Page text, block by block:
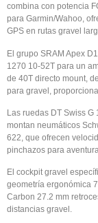
combina con potencia
para Garmin/Wahoo,
GPS en rutas gravel
El grupo SRAM Apex
1270 10-52T para un
de 40T directo mount,
para gravel,
Las ruedas DT Swiss
montan neumáticos
622, que ofrecen
pinchazos para
El cockpit gravel
geometría ergonómica
Carbon 27.2 mm
distancias gravel.